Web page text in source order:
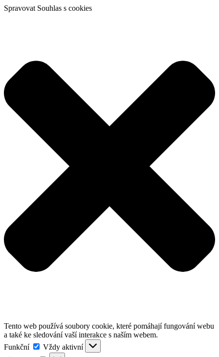
Spravovat Souhlas s cookies
Tento web používá soubory cookie, které pomáhají fungování webu
a také ke sledování vaší interakce s naším webem.
Funkční
Funkční
Vždy aktivní